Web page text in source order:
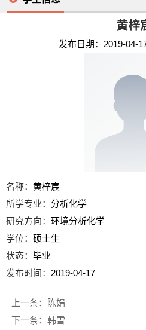
黄梓
发布日期：2019-04-
名称：黄梓宸
所学专业：分析化学
研究方向：环境分析化学
学位：硕士生
状态：毕业
发布时间： 2019-04-17
上一条：
陈娟
下一条： 韩雪